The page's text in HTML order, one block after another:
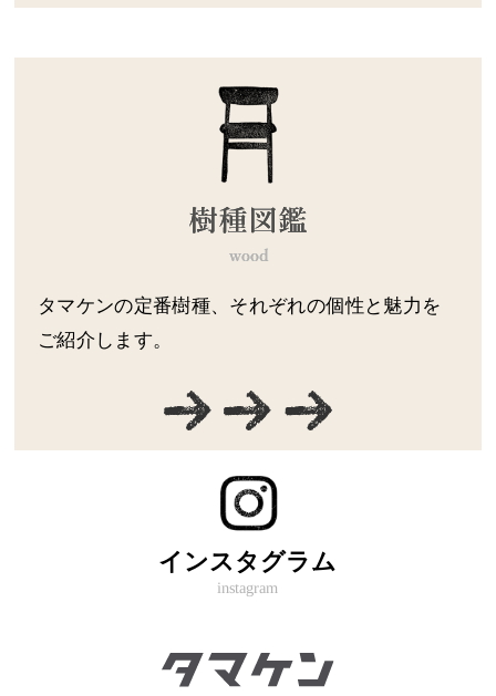
タマケンの定番樹種、それぞれの個性と魅力を
ご紹介します。
インスタグラム
instagram